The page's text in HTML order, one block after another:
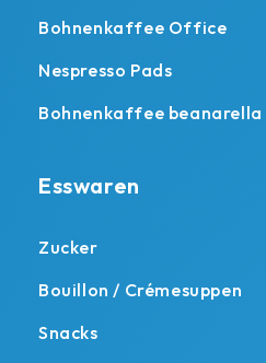
Bohnenkaffee Office
Nespresso Pads
Bohnenkaffee beanarella
Esswaren
Zucker
Bouillon / Crémesuppen
Snacks